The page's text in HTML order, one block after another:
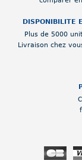
DISPONIBILITE
Plus de 5000
Livraison chez